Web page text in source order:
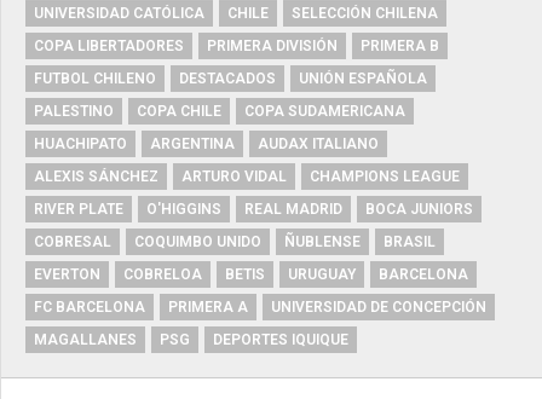
UNIVERSIDAD CATÓLICA
CHILE
SELECCIÓN CHILENA
COPA LIBERTADORES
PRIMERA DIVISIÓN
PRIMERA B
FUTBOL CHILENO
DESTACADOS
UNIÓN ESPAÑOLA
PALESTINO
COPA CHILE
COPA SUDAMERICANA
HUACHIPATO
ARGENTINA
AUDAX ITALIANO
ALEXIS SÁNCHEZ
ARTURO VIDAL
CHAMPIONS LEAGUE
RIVER PLATE
O'HIGGINS REAL MADRID
BOCA JUNIORS
COBRESAL
COQUIMBO UNIDO ÑUBLENSE
BRASIL
EVERTON
COBRELOA BETIS URUGUAY
BARCELONA
FC BARCELONA
PRIMERA A
UNIVERSIDAD DE CONCEPCIÓN
MAGALLANES
PSG DEPORTES IQUIQUE